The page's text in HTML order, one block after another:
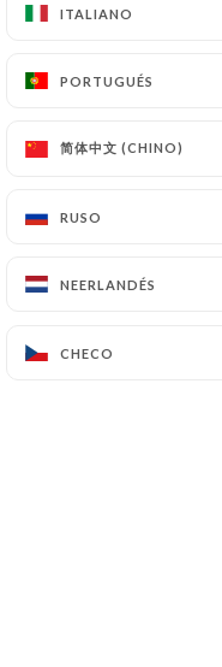
ITALIANO
PORTUGUÉS
简体中文 (CHINO)
RUSO
NEERLANDÉS
CHECO
ITALIANO
PORTUGUÉS
简体中文 (CHINO)
RUSO
NEERLANDÉS
CHECO